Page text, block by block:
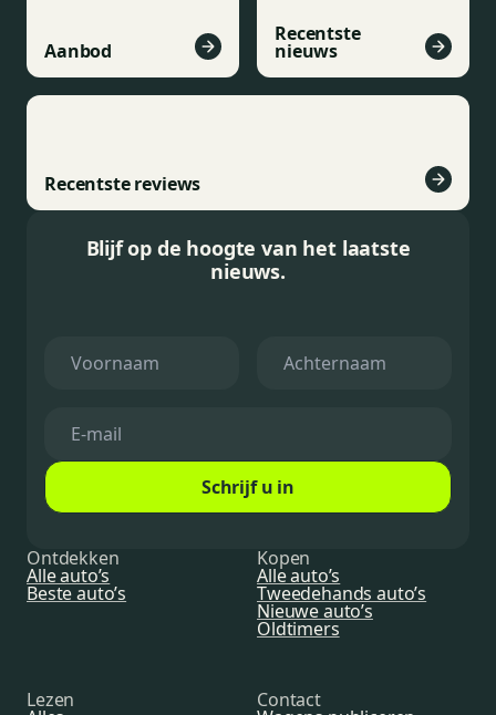
Aanbod
Recentste
nieuws
Recentste reviews
Blijf op de hoogte van het laatste
nieuws.
Schrijf u in
Ontdekken
Alle auto’s
Beste auto’s
Kopen
Alle auto’s
Tweedehands auto’s
Nieuwe auto’s
Oldtimers
Lezen Contact